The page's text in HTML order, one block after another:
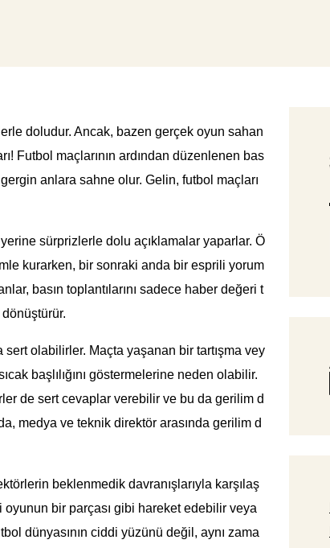
doludur. Ancak, bazen gerçek oyun sahan
Futbol maçlarının ardından düzenlenen bas
anlara sahne olur. Gelin, futbol maçları
sürprizlerle dolu açıklamalar yaparlar. Ö
kurarken, bir sonraki anda bir esprili yorum
basın toplantılarını sadece haber değeri t
sert olabilirler. Maçta yaşanan bir tartışma vey
başlılığını göstermelerine neden olabilir.
de sert cevaplar verebilir ve bu da gerilim d
medya ve teknik direktör arasında gerilim d
beklenmedik davranışlarıyla karşılaş
bir parçası gibi hareket edebilir veya
dünyasının ciddi yüzünü değil, aynı zama